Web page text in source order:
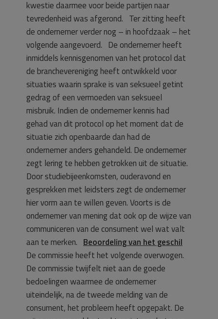
kwestie daarmee voor beide partijen naar
tevredenheid was afgerond. Ter zitting heeft
de ondernemer verder nog – in hoofdzaak – het
volgende aangevoerd. De ondernemer heeft
inmiddels kennisgenomen van het protocol dat
de branchevereniging heeft ontwikkeld voor
situaties waarin sprake is van seksueel getint
gedrag of een vermoeden van seksueel
misbruik. Indien de ondernemer kennis had
gehad van dit protocol op het moment dat de
situatie zich openbaarde dan had de
ondernemer anders gehandeld. De ondernemer
zegt lering te hebben getrokken uit de situatie.
Door studiebijeenkomsten, ouderavond en
gesprekken met leidsters zegt de ondernemer
hier vorm aan te willen geven. Voorts is de
ondernemer van mening dat ook op de wijze van
communiceren van de consument wel wat valt
aan te merken. Beoordeling van het geschil
De commissie heeft het volgende overwogen.
De commissie twijfelt niet aan de goede
bedoelingen waarmee de ondernemer
uiteindelijk, na de tweede melding van de
consument, het probleem heeft opgepakt. De